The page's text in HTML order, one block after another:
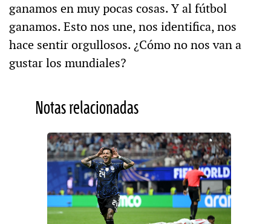
ganamos en muy pocas cosas. Y al fútbol
ganamos. Esto nos une, nos identifica, nos
hace sentir orgullosos. ¿Cómo no nos van a
gustar los mundiales?
Notas relacionadas